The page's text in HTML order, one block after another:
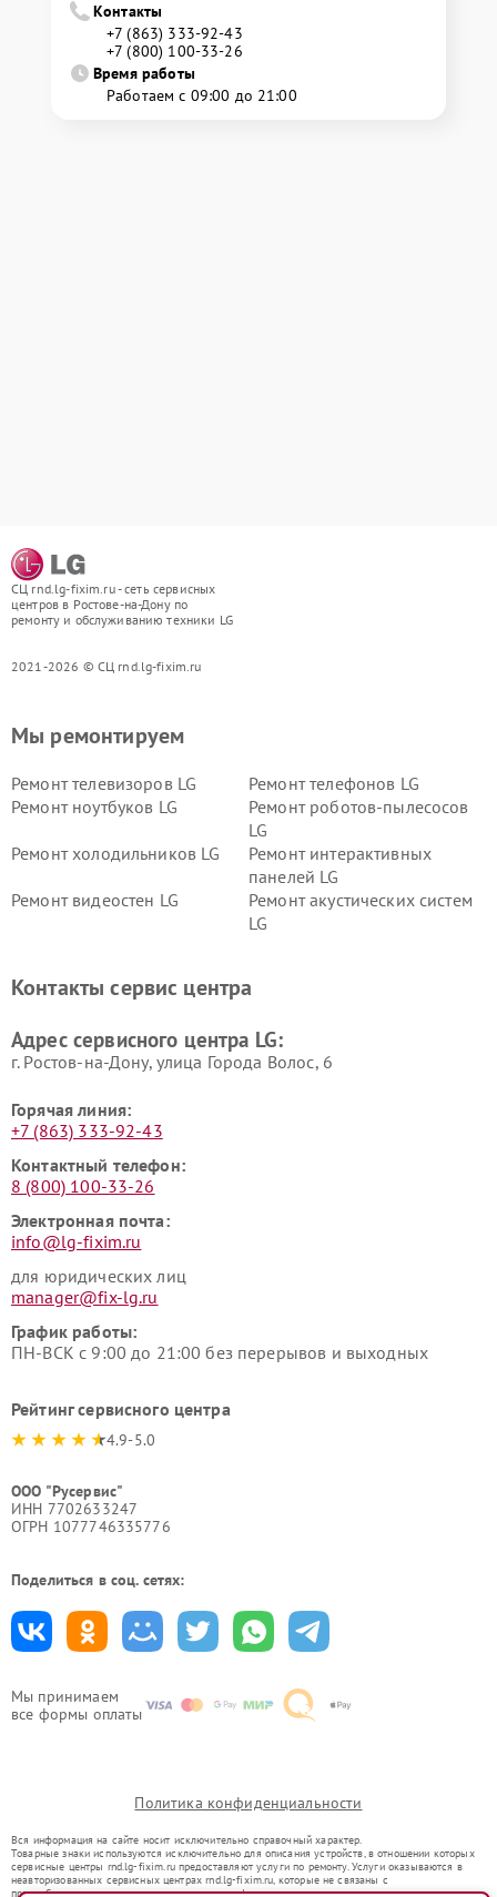
Контакты
+7 (863) 333-92-43
+7 (800) 100-33-26
Время работы
Работаем с 09:00 до 21:00
СЦ rnd.lg-fixim.ru - сеть сервисных
центров в Ростове-на-Дону по
ремонту и обслуживанию техники LG
2021-2026 © СЦ rnd.lg-fixim.ru
Мы принимаем
все формы оплаты
Мы ремонтируем
Ремонт телевизоров LG
Ремонт телефонов LG
Ремонт ноутбуков LG
Ремонт роботов-пылесосов
LG
Ремонт холодильников LG
Ремонт интерактивных
панелей LG
Ремонт видеостен LG
Ремонт акустических систем
LG
Ремонт морозильных камер
Ремонт вертикальных
Контакты сервис центра
Адрес сервисного центра LG:
г. Ростов-на-Дону, улица Города Волос, 6
Горячая линия:
+7 (863) 333-92-43
Контактный телефон:
8 (800) 100-33-26
Электронная почта:
info@lg-fixim.ru
для юридических лиц
manager@fix-lg.ru
График работы:
ПН-ВСК с 9:00 до 21:00 без перерывов и выходных
Рейтинг сервисного центра
4.9-5.0
ООО "Русервис"
ИНН 7702633247
ОГРН 1077746335776
Поделиться в соц. сетях:
Политика конфиденциальности
Вся информация на сайте носит исключительно справочный характер.
Товарные знаки используются исключительно для описания устройств, в отношении которых
сервисные центры rnd.lg-fixim.ru предоставляют услуги по ремонту. Услуги оказываются в
неавторизованных сервисных центрах rnd.lg-fixim.ru, которые не связаны с
правообладателями товарных знаков или их официальными представителями.